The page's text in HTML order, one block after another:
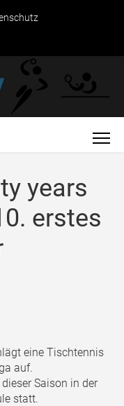
years
erstes
eine Tischtennis
auf.
Saison in der
statt.